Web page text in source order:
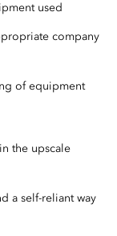
used
company
of equipment
the upscale
a self-reliant way